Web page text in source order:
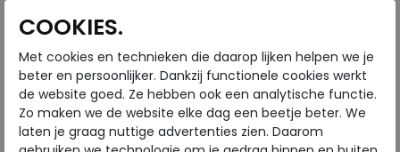
Gabor
Piedi Nudi
Pikolinos
Solidus
Think
Waldlaufer
COOKIES.
Met cookies en technieken die daarop lijken helpen we je
beter en persoonlijker. Dankzij functionele cookies werkt
de website goed. Ze hebben ook een analytische functie.
Zo maken we de website elke dag een beetje beter. We
laten je graag nuttige advertenties zien. Daarom